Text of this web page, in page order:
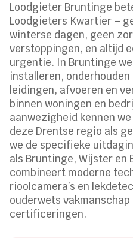
Loodgieter Bruntinge
Loodgieters Kwartier –
winterse dagen, geen
verstoppingen, en altijd
urgentie. In Bruntinge
installeren,
leidingen, afvoeren en
binnen woningen en
aanwezigheid kennen
deze Drentse regio als
we de specifieke
als Bruntinge, Wijster en
combineert moderne
rioolcamera’s en
ouderwets vakmanschap
certificeringen.